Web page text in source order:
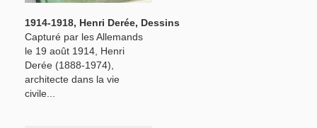
1914-1918, Henri Derée, Dessins
Capturé par les Allemands
le 19 août 1914, Henri
Derée (1888-1974),
architecte dans la vie
civile...